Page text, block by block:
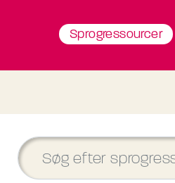
Sprogressourcer